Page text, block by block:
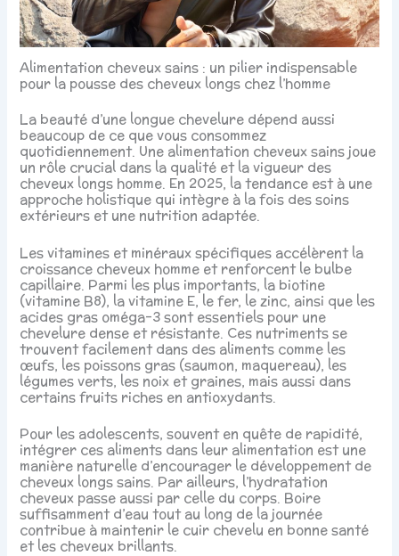
Alimentation cheveux sains : un pilier indispensable
pour la pousse des cheveux longs chez l’homme
La beauté d’une longue chevelure dépend aussi
beaucoup de ce que vous consommez
quotidiennement. Une alimentation cheveux sains joue
un rôle crucial dans la qualité et la vigueur des
cheveux longs homme. En 2025, la tendance est à une
approche holistique qui intègre à la fois des soins
extérieurs et une nutrition adaptée.
Les vitamines et minéraux spécifiques accélèrent la
croissance cheveux homme et renforcent le bulbe
capillaire. Parmi les plus importants, la biotine
(vitamine B8), la vitamine E, le fer, le zinc, ainsi que les
acides gras oméga-3 sont essentiels pour une
chevelure dense et résistante. Ces nutriments se
trouvent facilement dans des aliments comme les
œufs, les poissons gras (saumon, maquereau), les
légumes verts, les noix et graines, mais aussi dans
certains fruits riches en antioxydants.
Pour les adolescents, souvent en quête de rapidité,
intégrer ces aliments dans leur alimentation est une
manière naturelle d’encourager le développement de
cheveux longs sains. Par ailleurs, l’hydratation
cheveux passe aussi par celle du corps. Boire
suffisamment d’eau tout au long de la journée
contribue à maintenir le cuir chevelu en bonne santé
et les cheveux brillants.